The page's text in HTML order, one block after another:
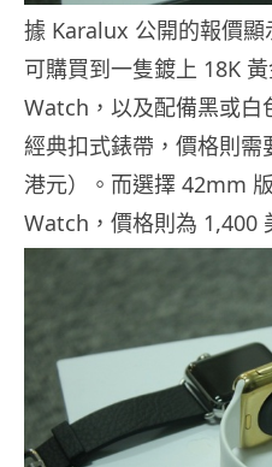
據 Karalux 公開的報價
可購買到一隻鍍上 18K
Watch，以及配備黑或白
經典扣式錶帶，價格則
港元）。而選擇 42mm
Watch，價格則為 1,400